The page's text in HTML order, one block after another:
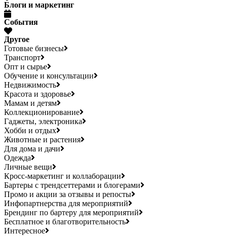
Блоги и маркетинг
События
Другое
Готовые бизнесы
Транспорт
Опт и сырье
Обучение и консультации
Недвижимость
Красота и здоровье
Мамам и детям
Коллекционирование
Гаджеты, электроника
Хобби и отдых
Животные и растения
Для дома и дачи
Одежда
Личные вещи
Кросс-маркетинг и коллаборации
Бартеры с трендсеттерами и блогерами
Промо и акции за отзывы и репосты
Инфопартнерства для мероприятий
Брендинг по бартеру для мероприятий
Бесплатное и благотворительность
Интересное